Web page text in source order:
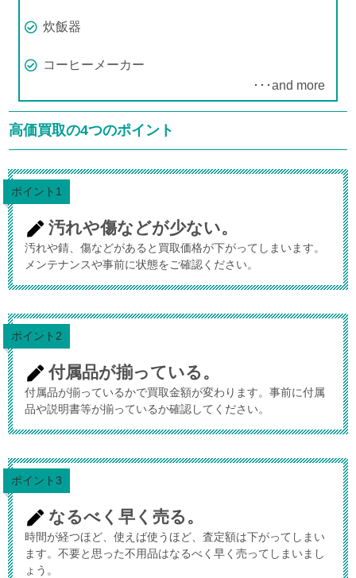
炊飯器
コーヒーメーカー
･･･and more
高価買取の4つのポイント
ポイント1
汚れや傷などが少ない。
汚れや錆、傷などがあると買取価格が下がってしまいます。
メンテナンスや事前に状態をご確認ください。
ポイント2
付属品が揃っている。
付属品が揃っているかで買取金額が変わります。事前に付属
品や説明書等が揃っているか確認してください。
ポイント3
なるべく早く売る。
時間が経つほど、使えば使うほど、査定額は下がってしまい
ます。不要と思った不用品はなるべく早く売ってしまいまし
ょう。